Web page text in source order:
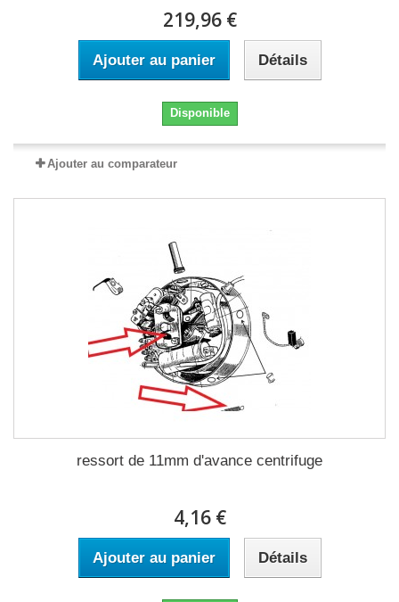
219,96 €
Ajouter au panier Détails
Disponible
Ajouter au comparateur
ressort de 11mm d'avance centrifuge
4,16 €
Ajouter au panier Détails